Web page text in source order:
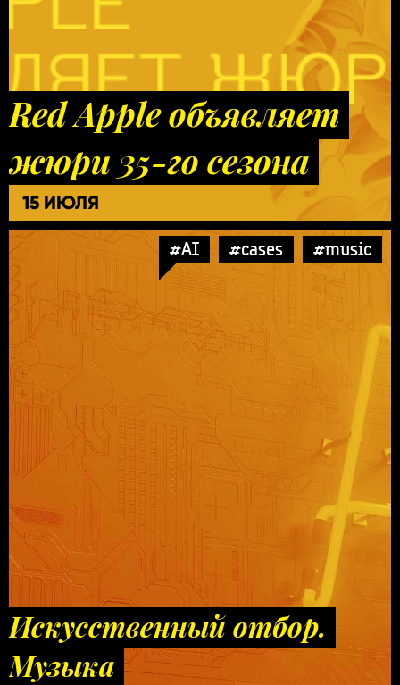
Red Apple объявляет
жюри 35-го сезона
15 ИЮЛЯ
#AI #cases #music
Искусственный отбор.
Музыка